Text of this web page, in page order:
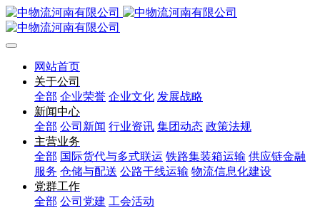
网站首页
关于公司
全部 企业荣誉 企业文化 发展战略
新闻中心
全部 公司新闻 行业资讯 集团动态 政策法规
主营业务
全部 国际货代与多式联运 铁路集装箱运输 供应链金融
服务 仓储与配送 公路干线运输 物流信息化建设
党群工作
全部 公司党建 工会活动